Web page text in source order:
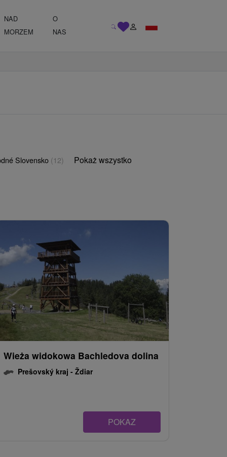
NAD
MORZEM
O
NAS
Slovensko (12) Pokaż wszystko
Wieża widokowa Bachledova dolina
Prešovský kraj - Ždiar
POKAZ